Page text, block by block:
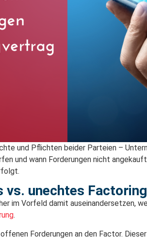
und Pflichten beider Parteien –
und wann Forderungen nicht
vs. unechtes Factoring
im Vorfeld damit auseinandersetzen,
.
Forderungen an den Factor.